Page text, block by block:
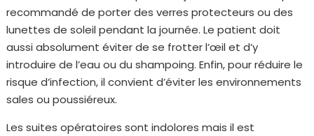
recommandé de porter des verres protecteurs ou des
lunettes de soleil pendant la journée. Le patient doit
aussi absolument éviter de se frotter l’œil et d’y
introduire de l’eau ou du shampoing. Enfin, pour réduire le
risque d’infection, il convient d’éviter les environnements
sales ou poussiéreux.
Les suites opératoires sont indolores mais il est